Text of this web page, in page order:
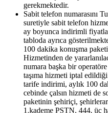
gerekmektedir.
Sabit telefon numarasını
suretiyle sabit telefon
ay boyunca indirimli
tabloda ayrıca
100 dakika konuşma
Hizmetinden de
numara başka bir operatöre
taşıma hizmeti iptal
tarife indirimi, aylık 100
cebinde çalsın hizmeti de
paketinin şehiriçi,
1.kademe PSTN, 444, üç